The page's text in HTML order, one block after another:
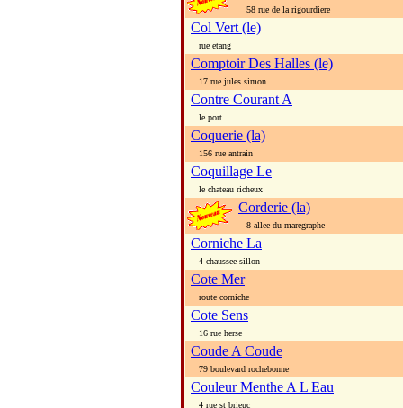
58 rue de la rigourdiere
Col Vert (le)
rue etang
Comptoir Des Halles (le)
17 rue jules simon
Contre Courant A
le port
Coquerie (la)
156 rue antrain
Coquillage Le
le chateau richeux
Corderie (la)
8 allee du maregraphe
Corniche La
4 chaussee sillon
Cote Mer
route corniche
Cote Sens
16 rue herse
Coude A Coude
79 boulevard rochebonne
Couleur Menthe A L Eau
4 rue st brieuc